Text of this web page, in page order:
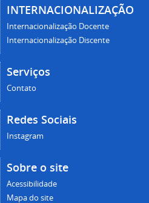
INTERNACIONALIZAÇÃO
Internacionalização Docente
Internacionalização Discente
Serviços
Contato
Redes Sociais
Instagram
Sobre o site
Acessibilidade
Mapa do site